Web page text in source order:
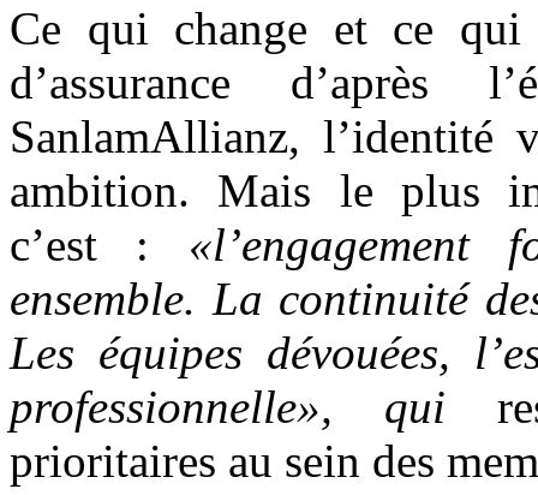
Ce qui change et ce qui
d’assurance
SanlamAllianz, l’identité
ambition. Mais le plus
c’est :
ensemble. La continuité
Les équipes dévouées,
professionnelle», qui
prioritaires au sein des